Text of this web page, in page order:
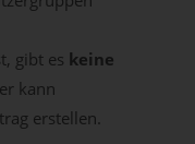
gibt es keine
kann
erstellen.